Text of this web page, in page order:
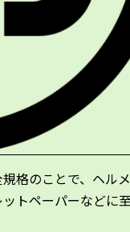
格のことで、ヘル
トペーパーなどに